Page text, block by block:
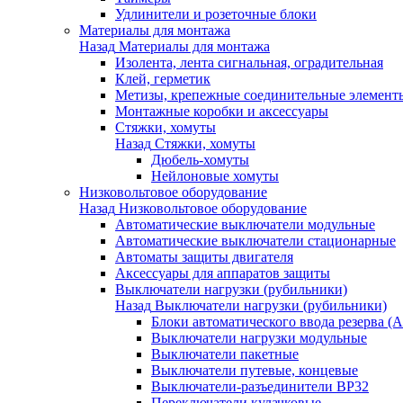
Удлинители и розеточные блоки
Материалы для монтажа
Назад Материалы для монтажа
Изолента, лента сигнальная, оградительная
Клей, герметик
Метизы, крепежные соединительные
Монтажные коробки и аксессуары
Стяжки, хомуты
Назад Стяжки, хомуты
Дюбель-хомуты
Нейлоновые хомуты
Низковольтовое оборудование
Назад Низковольтовое оборудование
Автоматические выключатели модульные
Автоматические выключатели стационарные
Автоматы защиты двигателя
Аксессуары для аппаратов защиты
Выключатели нагрузки (рубильники)
Назад Выключатели нагрузки (рубильники)
Блоки автоматического ввода резерва
Выключатели нагрузки модульные
Выключатели пакетные
Выключатели путевые, концевые
Выключатели-разъединители ВР32